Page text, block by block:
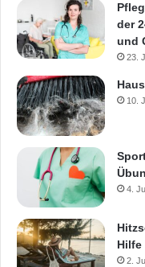
der
und
23.
10.
4.
Hilfe
2.